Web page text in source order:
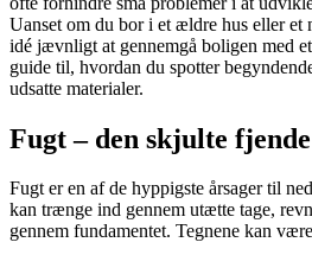
Uanset om du bor i et ældre hus eller et
idé jævnligt at gennemgå boligen med
guide til, hvordan du spotter
udsatte materialer.
Fugt – den skjulte fjende
Fugt er en af de hyppigste årsager til
kan trænge ind gennem utætte tage,
gennem fundamentet. Tegnene kan